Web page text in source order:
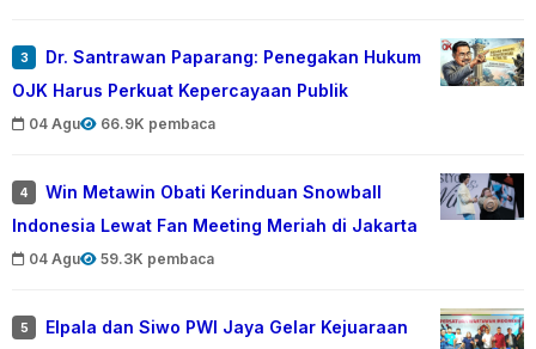
3
Dr. Santrawan Paparang: Penegakan Hukum
OJK Harus Perkuat Kepercayaan Publik
04 Agu 66.9K pembaca
4
Win Metawin Obati Kerinduan Snowball
Indonesia Lewat Fan Meeting Meriah di Jakarta
04 Agu 59.3K pembaca
5
Elpala dan Siwo PWI Jaya Gelar Kejuaraan